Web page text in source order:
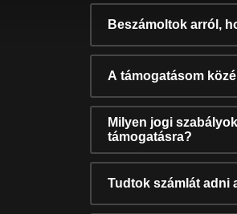
Beszámoltok arról,
A támogatásom
Milyen jogi
támogatásra?
Tudtok számlát adni